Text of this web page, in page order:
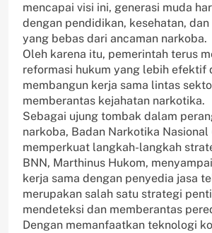
mencapai visi ini, generasi muda
dengan pendidikan, kesehatan,
yang bebas dari ancaman narkoba.
Oleh karena itu, pemerintah terus
reformasi hukum yang lebih efektif
membangun kerja sama lintas
memberantas kejahatan narkotika.
Sebagai ujung tombak dalam
narkoba, Badan Narkotika Nasional
memperkuat langkah-langkah
BNN, Marthinus Hukom,
kerja sama dengan penyedia jasa
merupakan salah satu strategi
mendeteksi dan memberantas
Dengan memanfaatkan teknologi